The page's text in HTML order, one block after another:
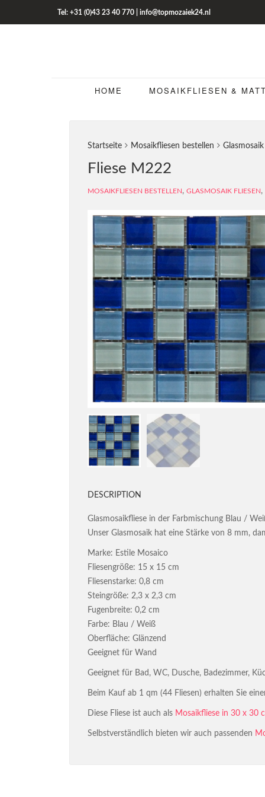
Tel: +31 (0)43 23 40 770 | info@topmozaiek24.nl
HOME MOSAIKFLIESEN &
Startseite Mosaikfliesen bestellen
Fliese M222
MOSAIKFLIESEN BESTELLEN, GLASMOSAIK FLIESEN,
DESCRIPTION
Glasmosaikfliese in der Farbmischung Blau /
Unser Glasmosaik hat eine Stärke von 8 mm,
Marke: Estile Mosaico
Fliesengröße: 15 x 15 cm
Fliesenstarke: 0,8 cm
Steingröße: 2,3 x 2,3 cm
Fugenbreite: 0,2 cm
Farbe: Blau / Weiß
Oberfläche: Glänzend
Geeignet für Wand
Geeignet für Bad, WC, Dusche, Badezimmer,
Beim Kauf ab 1 qm (44 Fliesen) erhalten Sie
Diese Fliese ist auch als Mosaikfliese in 30 x 30
Selbstverständlich bieten wir auch passenden